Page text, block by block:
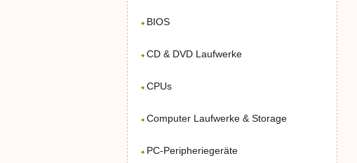
BIOS
CD & DVD Laufwerke
CPUs
Computer Laufwerke & Storage
PC-Peripheriegeräte